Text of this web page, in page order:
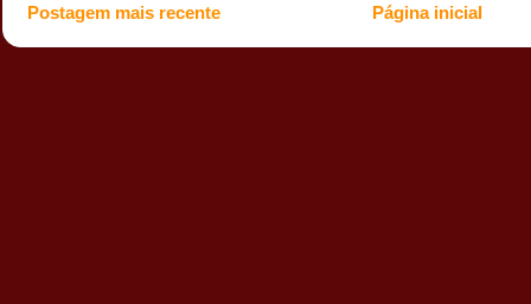
Postagem mais recente Página inicial